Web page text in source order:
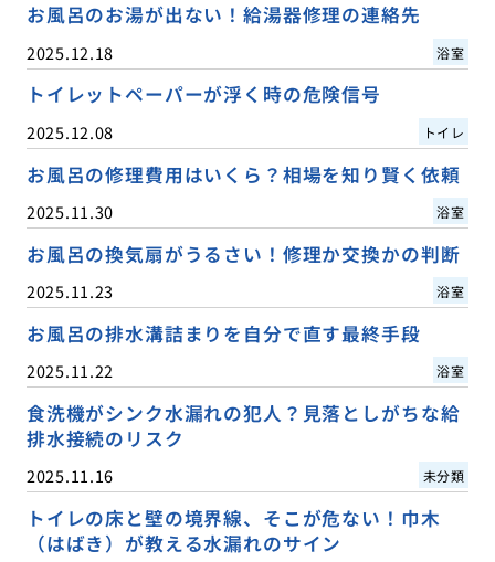
お風呂のお湯が出ない！給湯器修理の連絡先
2025.12.18 浴室
トイレットペーパーが浮く時の危険信号
2025.12.08 トイレ
お風呂の修理費用はいくら？相場を知り賢く依頼
2025.11.30 浴室
お風呂の換気扇がうるさい！修理か交換かの判断
2025.11.23 浴室
お風呂の排水溝詰まりを自分で直す最終手段
2025.11.22 浴室
食洗機がシンク水漏れの犯人？見落としがちな給
排水接続のリスク
2025.11.16 未分類
トイレの床と壁の境界線、そこが危ない！巾木
（はばき）が教える水漏れのサイン